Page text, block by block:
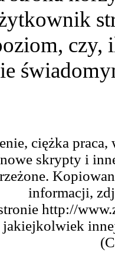
ciężka
skrypty i
informacji,
http://
jakiejkolwiek